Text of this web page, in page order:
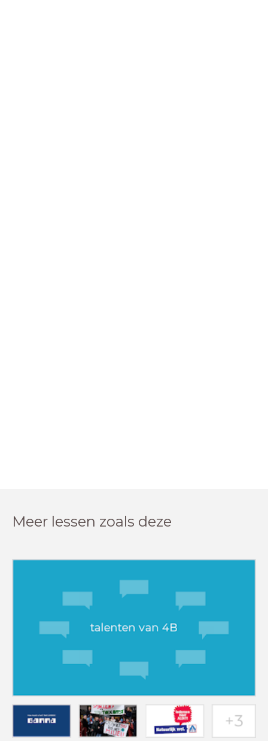
Meer lessen zoals deze